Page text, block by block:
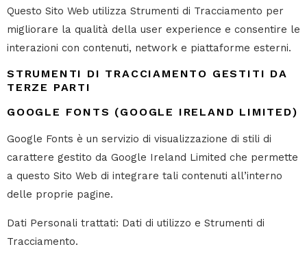
Questo Sito Web utilizza Strumenti di Tracciamento per
migliorare la qualità della user experience e consentire le
interazioni con contenuti, network e piattaforme esterni.
STRUMENTI DI TRACCIAMENTO GESTITI DA
TERZE PARTI
GOOGLE FONTS (GOOGLE IRELAND LIMITED)
Google Fonts è un servizio di visualizzazione di stili di
carattere gestito da Google Ireland Limited che permette
a questo Sito Web di integrare tali contenuti all’interno
delle proprie pagine.
Dati Personali trattati: Dati di utilizzo e Strumenti di
Tracciamento.